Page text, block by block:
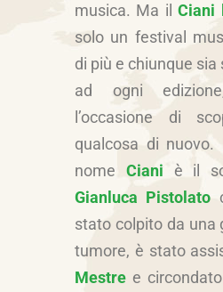
musica. Ma ilCiani
solo un festival
di più e chiunque
ad ogni
l’occasione di
qualcosa di nuovo.
nome Ciani è il
Gianluca Pistolato
stato colpito da una
tumore, è stato
Mestre e